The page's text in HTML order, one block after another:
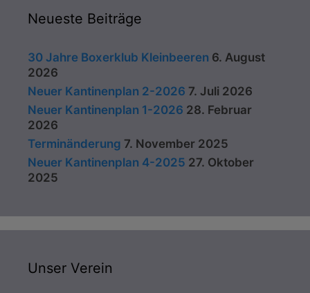
Neueste Beiträge
30 Jahre Boxerklub Kleinbeeren 6. August
2026
Neuer Kantinenplan 2-2026 7. Juli 2026
Neuer Kantinenplan 1-2026 28. Februar
2026
Terminänderung 7. November 2025
Neuer Kantinenplan 4-2025 27. Oktober
2025
Unser Verein